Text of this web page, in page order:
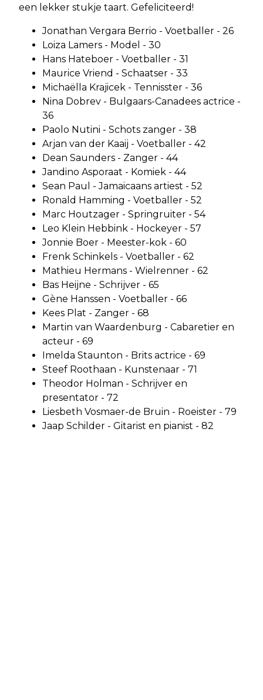
een lekker stukje taart. Gefeliciteerd!
Jonathan Vergara Berrio - Voetballer - 26
Loiza Lamers - Model - 30
Hans Hateboer - Voetballer - 31
Maurice Vriend - Schaatser - 33
Michaëlla Krajicek - Tennisster - 36
Nina Dobrev - Bulgaars-Canadees actrice -
36
Paolo Nutini - Schots zanger - 38
Arjan van der Kaaij - Voetballer - 42
Dean Saunders - Zanger - 44
Jandino Asporaat - Komiek - 44
Sean Paul - Jamaicaans artiest - 52
Ronald Hamming - Voetballer - 52
Marc Houtzager - Springruiter - 54
Leo Klein Hebbink - Hockeyer - 57
Jonnie Boer - Meester-kok - 60
Frenk Schinkels - Voetballer - 62
Mathieu Hermans - Wielrenner - 62
Bas Heijne - Schrijver - 65
Gène Hanssen - Voetballer - 66
Kees Plat - Zanger - 68
Martin van Waardenburg - Cabaretier en
acteur - 69
Imelda Staunton - Brits actrice - 69
Steef Roothaan - Kunstenaar - 71
Theodor Holman - Schrijver en
presentator - 72
Liesbeth Vosmaer-de Bruin - Roeister - 79
Jaap Schilder - Gitarist en pianist - 82